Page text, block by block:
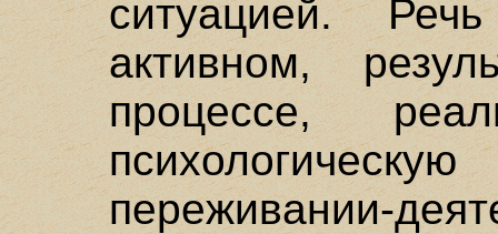
ситуацией.
активном,
процессе,
переживании-